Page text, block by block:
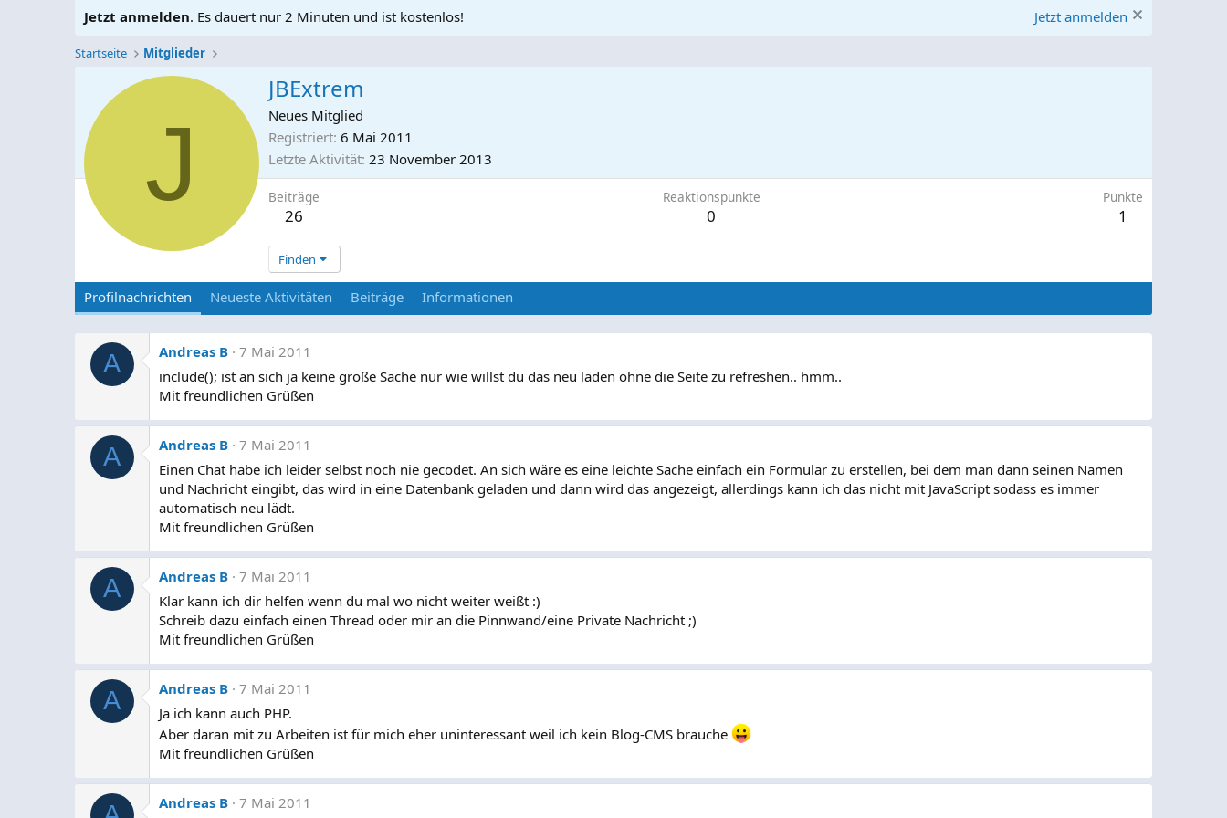
Jetzt anmelden. Es dauert nur 2 Minuten und ist kostenlos! Jetzt anmelden
Startseite Mitglieder
J
JBExtrem
Neues Mitglied
Registriert 6 Mai 2011
Letzte Aktivität 23 November 2013
Beiträge
26
Reaktionspunkte
0
Punkte
1
Finden
Profilnachrichten Neueste Aktivitäten Beiträge Informationen
A Andreas B 7 Mai 2011
include(); ist an sich ja keine große Sache nur wie willst du das neu laden ohne die Seite zu refreshen.. hmm..
Mit freundlichen Grüßen
A Andreas B 7 Mai 2011
Einen Chat habe ich leider selbst noch nie gecodet. An sich wäre es eine leichte Sache einfach ein Formular zu erstellen, bei dem man dann seinen Namen
und Nachricht eingibt, das wird in eine Datenbank geladen und dann wird das angezeigt, allerdings kann ich das nicht mit JavaScript sodass es immer
automatisch neu lädt.
Mit freundlichen Grüßen
A Andreas B 7 Mai 2011
Klar kann ich dir helfen wenn du mal wo nicht weiter weißt :)
Schreib dazu einfach einen Thread oder mir an die Pinnwand/eine Private Nachricht ;)
Mit freundlichen Grüßen
A Andreas B 7 Mai 2011
Ja ich kann auch PHP.
Aber daran mit zu Arbeiten ist für mich eher uninteressant weil ich kein Blog-CMS brauche
Mit freundlichen Grüßen
Andreas B 7 Mai 2011